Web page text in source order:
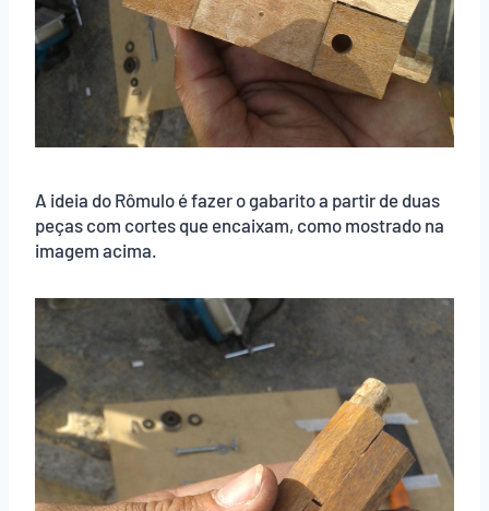
A ideia do Rômulo é fazer o gabarito a partir de duas
peças com cortes que encaixam, como mostrado na
imagem acima.